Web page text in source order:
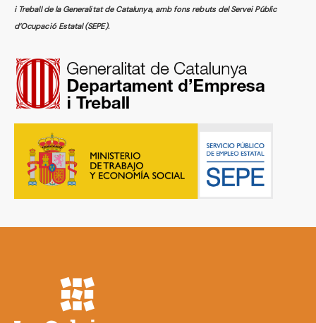
i Treball de la Generalitat de Catalunya, amb fons rebuts del Servei Públic
d’Ocupació Estatal (SEPE).